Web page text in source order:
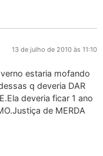
13 de julho de 2010 às 11:10
estaria mofando
q deveria DAR
deveria ficar 1 ano
de MERDA